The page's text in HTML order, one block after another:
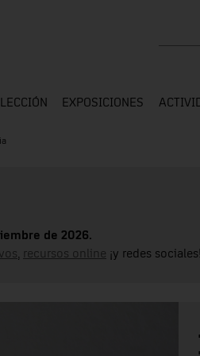
EXPOSICIONES
de 2026.
recursos online ¡y redes sociales!